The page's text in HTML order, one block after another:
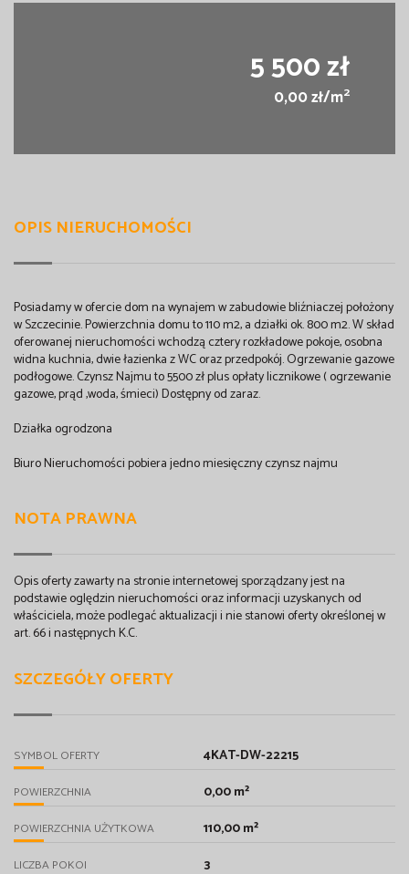
5 500 zł
0,00 zł/m2
OPIS NIERUCHOMOŚCI
Posiadamy w ofercie dom na wynajem w zabudowie bliźniaczej położony
w Szczecinie. Powierzchnia domu to 110 m2, a działki ok. 800 m2. W skład
oferowanej nieruchomości wchodzą cztery rozkładowe pokoje, osobna
widna kuchnia, dwie łazienka z WC oraz przedpokój. Ogrzewanie gazowe
podłogowe. Czynsz Najmu to 5500 zł plus opłaty licznikowe ( ogrzewanie
gazowe, prąd ,woda, śmieci) Dostępny od zaraz.
Działka ogrodzona
Biuro Nieruchomości pobiera jedno miesięczny czynsz najmu
NOTA PRAWNA
Opis oferty zawarty na stronie internetowej sporządzany jest na
podstawie oględzin nieruchomości oraz informacji uzyskanych od
właściciela, może podlegać aktualizacji i nie stanowi oferty określonej w
art. 66 i następnych K.C.
SZCZEGÓŁY OFERTY
SYMBOL OFERTY 4KAT-DW-22215
POWIERZCHNIA 0,00 m²
POWIERZCHNIA UŻYTKOWA 110,00 m²
LICZBA POKOI 3